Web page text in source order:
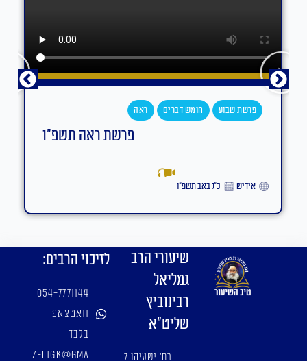
פרשת שבוע חומש דברים ראה
פרשת ראה תשפ"ו
אידיש כ״ג באב תשפ״ו
שיעורי הרב
גמליאל
רבינוביץ
שליט"א
רח' ישעיהו 7
לזיכוי הרבים:
054-7771144
וואטצאפ
בלבד
zeligk@gma